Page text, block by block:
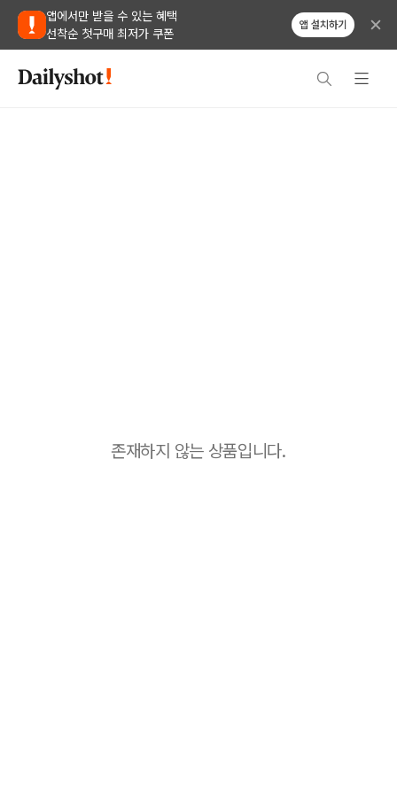
앱에서만 받을 수 있는 혜택
선착순 첫구매 최저가 쿠폰
앱 설치하기
존재하지 않는 상품입니다.